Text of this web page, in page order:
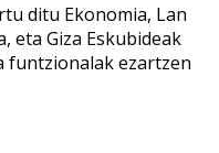
ditu Ekonomia, Lan
eta Giza Eskubideak
funtzionalak ezartzen